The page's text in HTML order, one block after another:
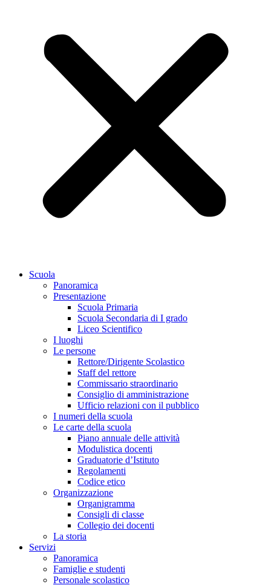
Scuola
Panoramica
Presentazione
Scuola Primaria
Scuola Secondaria di I grado
Liceo Scientifico
I luoghi
Le persone
Rettore/Dirigente Scolastico
Staff del rettore
Commissario straordinario
Consiglio di amministrazione
Ufficio relazioni con il pubblico
I numeri della scuola
Le carte della scuola
Piano annuale delle attività
Modulistica docenti
Graduatorie d’Istituto
Regolamenti
Codice etico
Organizzazione
Organigramma
Consigli di classe
Collegio dei docenti
La storia
Servizi
Panoramica
Famiglie e studenti
Personale scolastico